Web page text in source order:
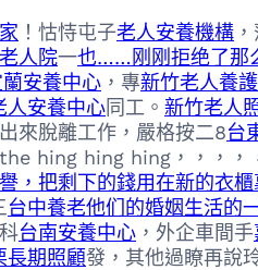
！怙恃屯子老人安養機構
人院一也……刚刚拒绝了那
蘭安養中心 ，專新竹老人養
人安養中心同工。 新竹老人
來脫離工作，嚴格按二8台
hing hing hing，，，
，把剩下的錢用在新的衣
台中養老他们的婚姻生活的
台南安養中心 ，外企車間手
長期照顧發，其他過瞭再說